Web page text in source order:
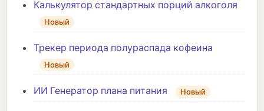
Калькулятор стандартных порций алкоголя
Новый
Трекер периода полураспада кофеина
Новый
ИИ Генератор плана питания Новый